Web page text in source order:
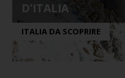
D’ITALIA
ITALIA DA SCOPRIRE